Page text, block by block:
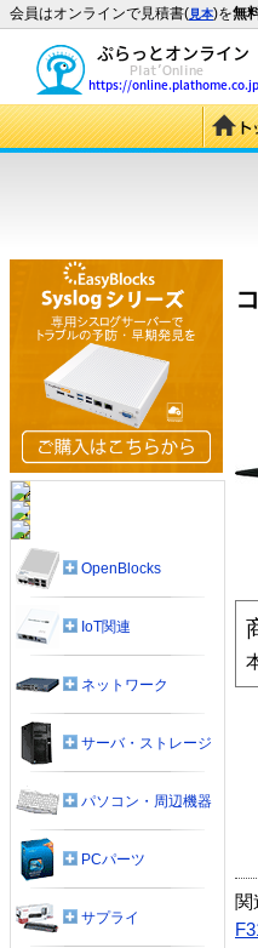
会員はオンラインで見積書(見本)を無
関
OpenBlocks
IoT関連
ネットワーク
サーバ・ストレージ
パソコン・周辺機器
PCパーツ
サプライ